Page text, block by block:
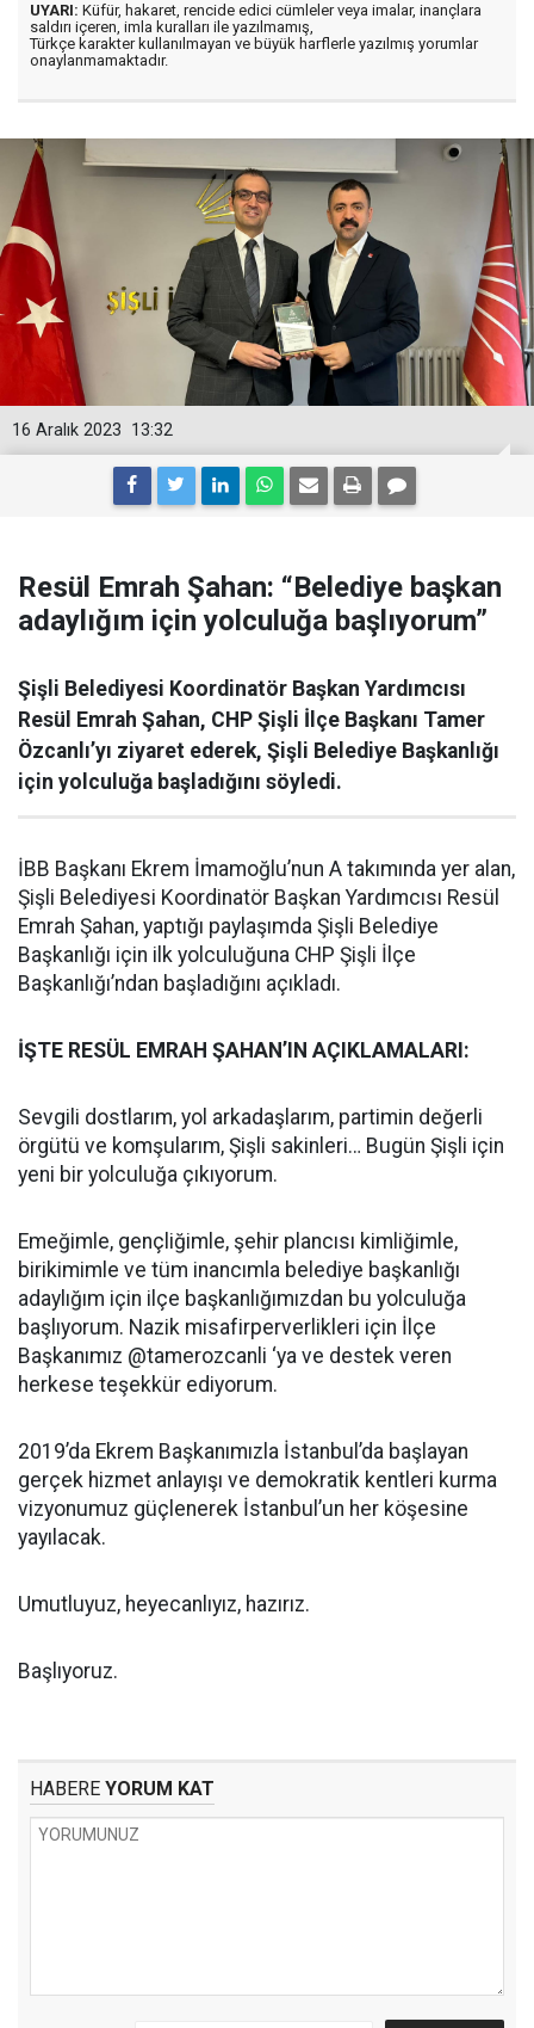
UYARI: Küfür, hakaret, rencide edici cümleler veya imalar, inançlara
saldırı içeren, imla kuralları ile yazılmamış,
Türkçe karakter kullanılmayan ve büyük harflerle yazılmış yorumlar
onaylanmamaktadır.
13:32
16 Aralık 2023
Resül Emrah Şahan: “Belediye başkan
adaylığım için yolculuğa başlıyorum”
Şişli Belediyesi Koordinatör Başkan Yardımcısı
Resül Emrah Şahan, CHP Şişli İlçe Başkanı Tamer
Özcanlı’yı ziyaret ederek, Şişli Belediye Başkanlığı
için yolculuğa başladığını söyledi.
İBB Başkanı Ekrem İmamoğlu’nun A takımında yer alan,
Şişli Belediyesi Koordinatör Başkan Yardımcısı Resül
Emrah Şahan, yaptığı paylaşımda Şişli Belediye
Başkanlığı için ilk yolculuğuna CHP Şişli İlçe
Başkanlığı’ndan başladığını açıkladı.
İŞTE RESÜL EMRAH ŞAHAN’IN AÇIKLAMALARI:
Sevgili dostlarım, yol arkadaşlarım, partimin değerli
örgütü ve komşularım, Şişli sakinleri… Bugün Şişli için
yeni bir yolculuğa çıkıyorum.
Emeğimle, gençliğimle, şehir plancısı kimliğimle,
birikimimle ve tüm inancımla belediye başkanlığı
adaylığım için ilçe başkanlığımızdan bu yolculuğa
başlıyorum. Nazik misafirperverlikleri için İlçe
Başkanımız @tamerozcanli ‘ya ve destek veren
herkese teşekkür ediyorum.
2019’da Ekrem Başkanımızla İstanbul’da başlayan
gerçek hizmet anlayışı ve demokratik kentleri kurma
vizyonumuz güçlenerek İstanbul’un her köşesine
yayılacak.
Umutluyuz, heyecanlıyız, hazırız.
Başlıyoruz.
HABERE YORUM KAT